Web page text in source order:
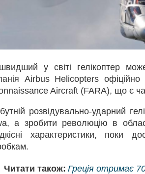
у світі гелікоптер
Airbus Helicopters
Aircraft (FARA), що є
розвідувально-ударний
а зробити революцію в
характеристики, поки
Читати також: Греція отримає